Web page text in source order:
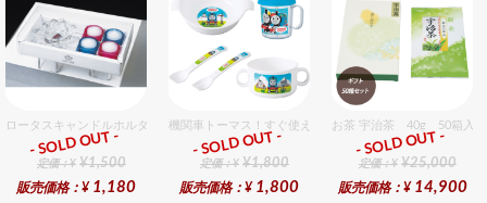
ロータスキャンドルホルダーギフトセット
ギフト
定価：¥ ¥1,500
販売価格：¥ 1,180
- SOLD OUT -
機関車トーマス！すぐ使えるおめでとうセット（男の子用
ギフト
定価：¥ ¥1,800
販売価格：¥ 1,800
- SOLD OUT -
お茶 宇治茶 40g 50箱入セ
ギフト
定価：¥ ¥25,000
販売価格：¥ 14,900
- SOLD OUT -